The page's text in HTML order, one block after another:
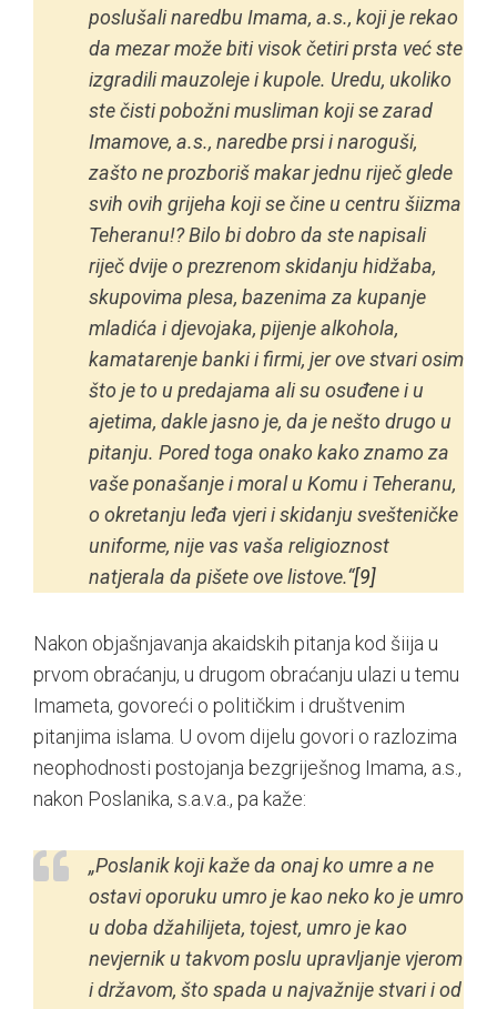
poslušali naredbu Imama, a.s., koji je rekao
da mezar može biti visok četiri prsta već ste
izgradili mauzoleje i kupole. Uredu, ukoliko
ste čisti pobožni musliman koji se zarad
Imamove, a.s., naredbe prsi i naroguši,
zašto ne prozboriš makar jednu riječ glede
svih ovih grijeha koji se čine u centru šiizma
Teheranu!? Bilo bi dobro da ste napisali
riječ dvije o prezrenom skidanju hidžaba,
skupovima plesa, bazenima za kupanje
mladića i djevojaka, pijenje alkohola,
kamatarenje banki i firmi, jer ove stvari osim
što je to u predajama ali su osuđene i u
ajetima, dakle jasno je, da je nešto drugo u
pitanju. Pored toga onako kako znamo za
vaše ponašanje i moral u Komu i Teheranu,
o okretanju leđa vjeri i skidanju svešteničke
uniforme, nije vas vaša religioznost
natjerala da pišete ove listove.“[9]
Nakon objašnjavanja akaidskih pitanja kod šiija u
prvom obraćanju, u drugom obraćanju ulazi u temu
Imameta, govoreći o političkim i društvenim
pitanjima islama. U ovom dijelu govori o razlozima
neophodnosti postojanja bezgriješnog Imama, a.s.,
nakon Poslanika, s.a.v.a., pa kaže:
„Poslanik koji kaže da onaj ko umre a ne
ostavi oporuku umro je kao neko ko je umro
u doba džahilijeta, tojest, umro je kao
nevjernik u takvom poslu upravljanje vjerom
i državom, što spada u najvažnije stvari i od